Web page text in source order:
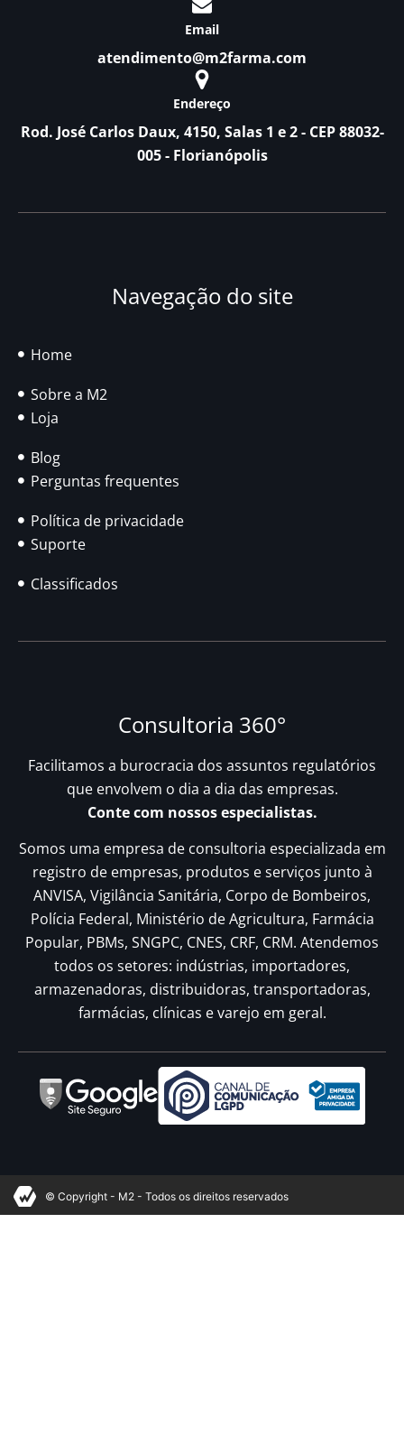
Email
atendimento@m2farma.com
Endereço
Rod. José Carlos Daux, 4150, Salas 1 e 2 - CEP 88032-
005 - Florianópolis
Navegação do site
Home
Sobre a M2
Loja
Blog
Perguntas frequentes
Política de privacidade
Suporte
Classificados
Consultoria 360°
Facilitamos a burocracia dos assuntos regulatórios
que envolvem o dia a dia das empresas.
Conte com nossos especialistas.
Somos uma empresa de consultoria especializada em
registro de empresas, produtos e serviços junto à
ANVISA, Vigilância Sanitária, Corpo de Bombeiros,
Polícia Federal, Ministério de Agricultura, Farmácia
Popular, PBMs, SNGPC, CNES, CRF, CRM. Atendemos
todos os setores: indústrias, importadores,
armazenadoras, distribuidoras, transportadoras,
farmácias, clínicas e varejo em geral.
© Copyright - M2 - Todos os direitos reservados